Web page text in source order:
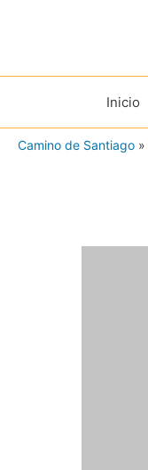
contenido
Inicio
Camino de Santiago »